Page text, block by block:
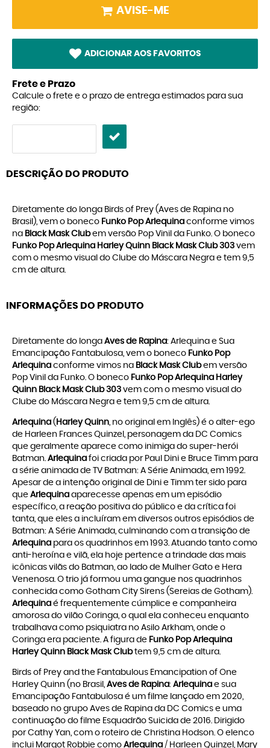
AVISE-ME
ADICIONAR AOS FAVORITOS
Frete e Prazo
Calcule o frete e o prazo de entrega estimados para sua
região:
DESCRIÇÃO DO PRODUTO
Diretamente do longa Birds of Prey (Aves de Rapina no
Brasil), vem o boneco Funko Pop Arlequina conforme vimos
na Black Mask Clubem versão Pop Vinil da Funko. O boneco
Funko Pop Arlequina Harley Quinn Black Mask Club 303 vem
com o mesmo visual do Clube do Máscara Negra e tem 9,5
cm de altura.
INFORMAÇÕES DO PRODUTO
Diretamente do longa Aves de Rapina: Arlequina e Sua
Emancipação Fantabulosa, vem o boneco Funko Pop
Arlequina conforme vimos na Black Mask Clubem versão
Pop Vinil da Funko. O boneco Funko Pop Arlequina Harley
Quinn Black Mask Club 303 vem com o mesmo visual do
Clube do Máscara Negra e tem 9,5 cm de altura.
Arlequina ( Harley Quinn, no original em Inglês) é o alter-ego
de Harleen Frances Quinzel, personagem da DC Comics
que geralmente aparece como inimiga do super-herói
Batman. Arlequina foi criada por Paul Dini e Bruce Timm para
a série animada de TV Batman: A Série Animada, em 1992.
Apesar de a intenção original de Dini e Timm ter sido para
que Arlequina aparecesse apenas em um episódio
específico, a reação positiva do público e da crítica foi
tanta, que eles a incluíram em diversos outros episódios de
Batman: A Série Animada, culminando com a transição de
Arlequina para os quadrinhos em 1993. Atuando tanto como
anti-heroína e vilã, ela hoje pertence a trindade das mais
icônicas vilãs do Batman, ao lado de Mulher Gato e Hera
Venenosa. O trio já formou uma gangue nos quadrinhos
conhecida como Gotham City Sirens (Sereias de Gotham).
Arlequina é frequentemente cúmplice e companheira
amorosa do vilão Coringa, o qual ela conheceu enquanto
trabalhava como psiquiatra no Asilo Arkham, onde o
Coringa era paciente. A figura de Funko Pop Arlequina
Harley Quinn Black Mask Clubtem 9,5 cm de altura.
Birds of Prey and the Fantabulous Emancipation of One
Harley Quinn (no Brasil, Aves de Rapina: Arlequina e sua
Emancipação Fantabulosa é um filme lançado em 2020,
baseado no grupo Aves de Rapina da DC Comics e uma
continuação do filme Esquadrão Suicida de 2016. Dirigido
por Cathy Yan, com o roteiro de Christina Hodson. O elenco
inclui Margot Robbie como Arlequina / Harleen Quinzel, Mary